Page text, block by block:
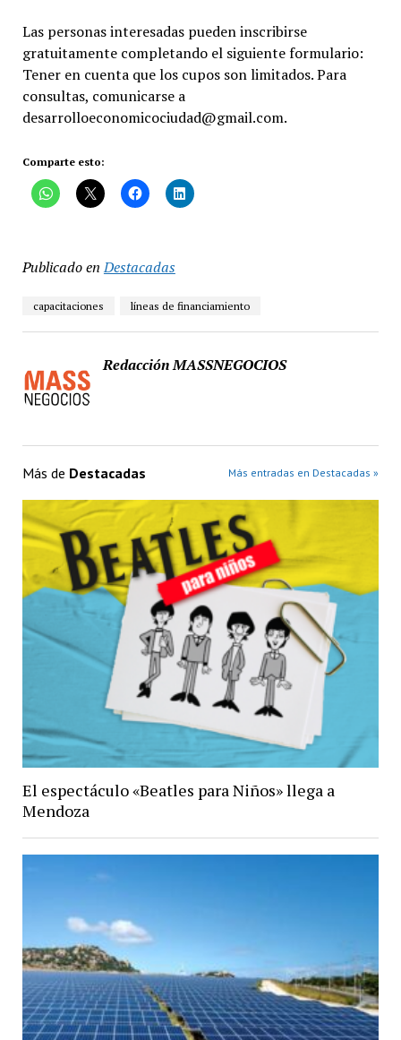
Las personas interesadas pueden inscribirse
gratuitamente completando el siguiente formulario:
Tener en cuenta que los cupos son limitados. Para
consultas, comunicarse a
desarrolloeconomicociudad@gmail.com.
Comparte esto:
Publicado en Destacadas
capacitaciones líneas de financiamiento
Redacción MASSNEGOCIOS
Más de Destacadas Más entradas en Destacadas »
El espectáculo «Beatles para Niños» llega a
Mendoza